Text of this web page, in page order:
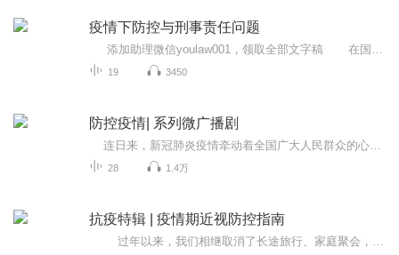
疫情下防控与刑事责任问题
19 3450
防控疫情| 系列微广播剧
28 1.4万
抗疫特辑 | 疫情期近视防控指南